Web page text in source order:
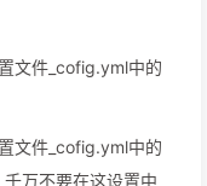
文件_cofig.yml中的
文件_cofig.yml中的
万不要在这设置中